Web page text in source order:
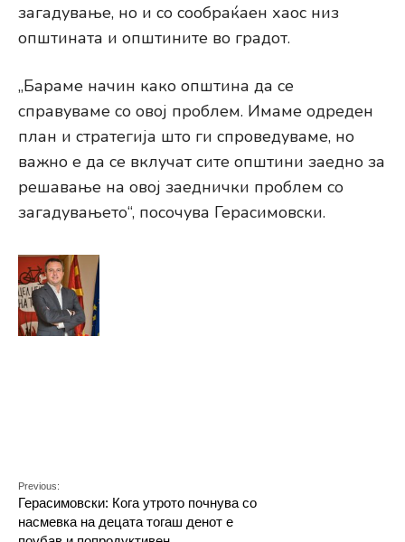
загадување, но и со сообраќаен хаос низ
општината и општините во градот.
„Бараме начин како општина да се
справуваме со овој проблем. Имаме одреден
план и стратегија што ги спроведуваме, но
важно е да се вклучат сите општини заедно за
решавање на овој заеднички проблем со
загадувањето“, посочува Герасимовски.
Previous:
Герасимовски: Кога утрото почнува со
насмевка на децата тогаш денот е